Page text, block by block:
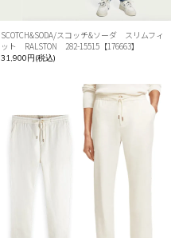
SCOTCH&SODA/スコッチ&ソーダ スリムフィ
ット RALSTON 282-15515【176663】
31,900円(税込)